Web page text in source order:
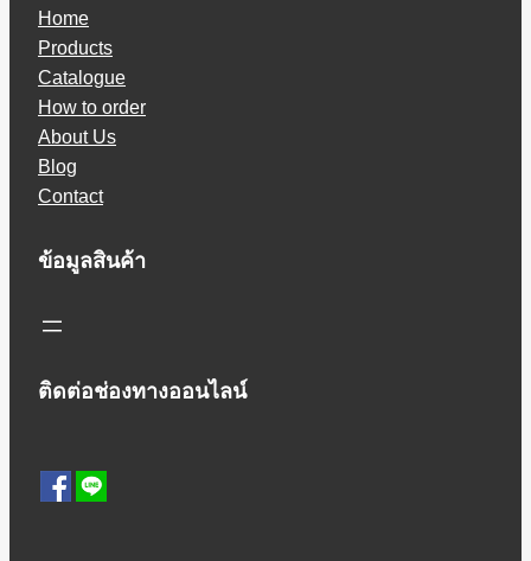
Home
Products
Catalogue
How to order
About Us
Blog
Contact
ข้อมูลสินค้า
ติดต่อช่องทางออนไลน์